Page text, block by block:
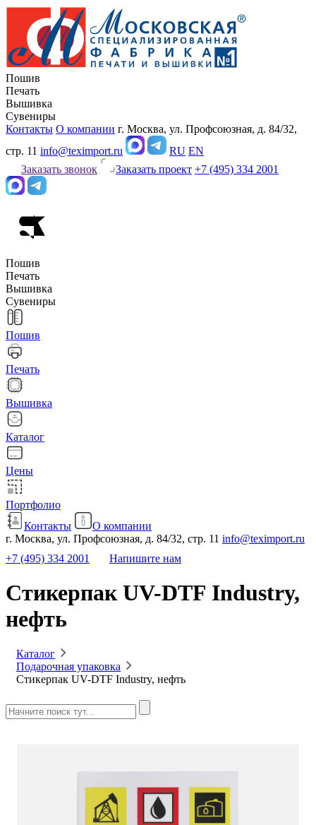
Пошив
Печать
Вышивка
Сувениры
Контакты О компании г. Москва, ул. Профсоюзная, д. 84/32,
стр. 11 info@teximport.ru RU EN
Заказать звонок
Заказать проект +7 (495) 334 2001
Пошив
Печать
Вышивка
Сувениры
Пошив
Печать
Вышивка
Каталог
Цены
Портфолио
Контакты
О компании
г. Москва, ул. Профсоюзная, д. 84/32, стр. 11 info@teximport.ru
+7 (495) 334 2001
Напишите нам
Стикерпак UV-DTF Industry,
нефть
Каталог
Подарочная упаковка
Стикерпак UV-DTF Industry, нефть